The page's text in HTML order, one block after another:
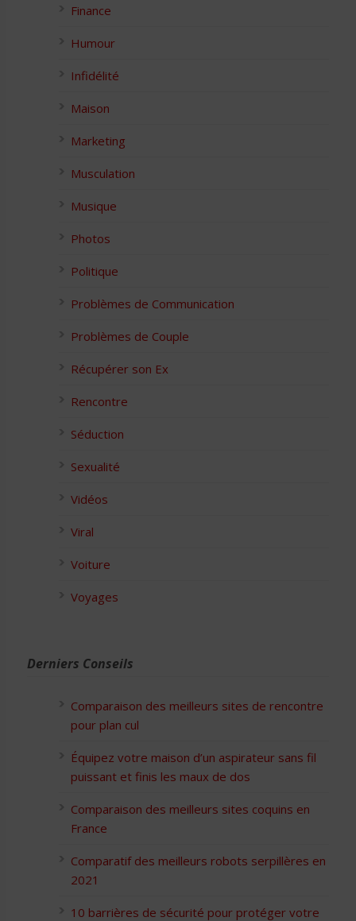
Finance
Humour
Infidélité
Maison
Marketing
Musculation
Musique
Photos
Politique
Problèmes de Communication
Problèmes de Couple
Récupérer son Ex
Rencontre
Séduction
Sexualité
Vidéos
Viral
Voiture
Voyages
Derniers Conseils
Comparaison des meilleurs sites de rencontre
pour plan cul
Équipez votre maison d’un aspirateur sans fil
puissant et finis les maux de dos
Comparaison des meilleurs sites coquins en
France
Comparatif des meilleurs robots serpillères en
2021
10 barrières de sécurité pour protéger votre